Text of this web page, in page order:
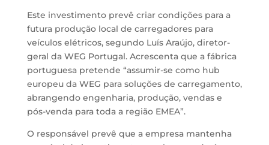
Este investimento prevê criar condições para a
futura produção local de carregadores para
veículos elétricos, segundo Luís Araújo, diretor-
geral da WEG Portugal. Acrescenta que a fábrica
portuguesa pretende “assumir-se como hub
europeu da WEG para soluções de carregamento,
abrangendo engenharia, produção, vendas e
pós-venda para toda a região EMEA”.
O responsável prevê que a empresa mantenha